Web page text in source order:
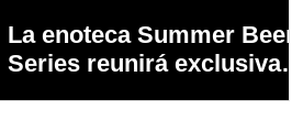
La enoteca Summer Beer
Series reunirá exclusivas